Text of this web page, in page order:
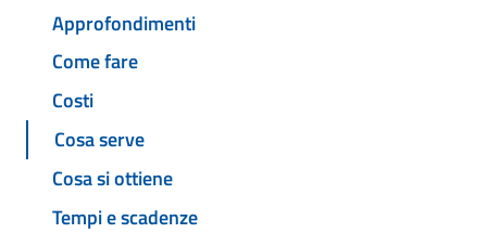
Approfondimenti
Come fare
Costi
Cosa serve
Cosa si ottiene
Tempi e scadenze